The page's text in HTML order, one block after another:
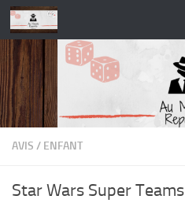
Skip to content
AVIS / ENFANT
Star Wars Super Teams